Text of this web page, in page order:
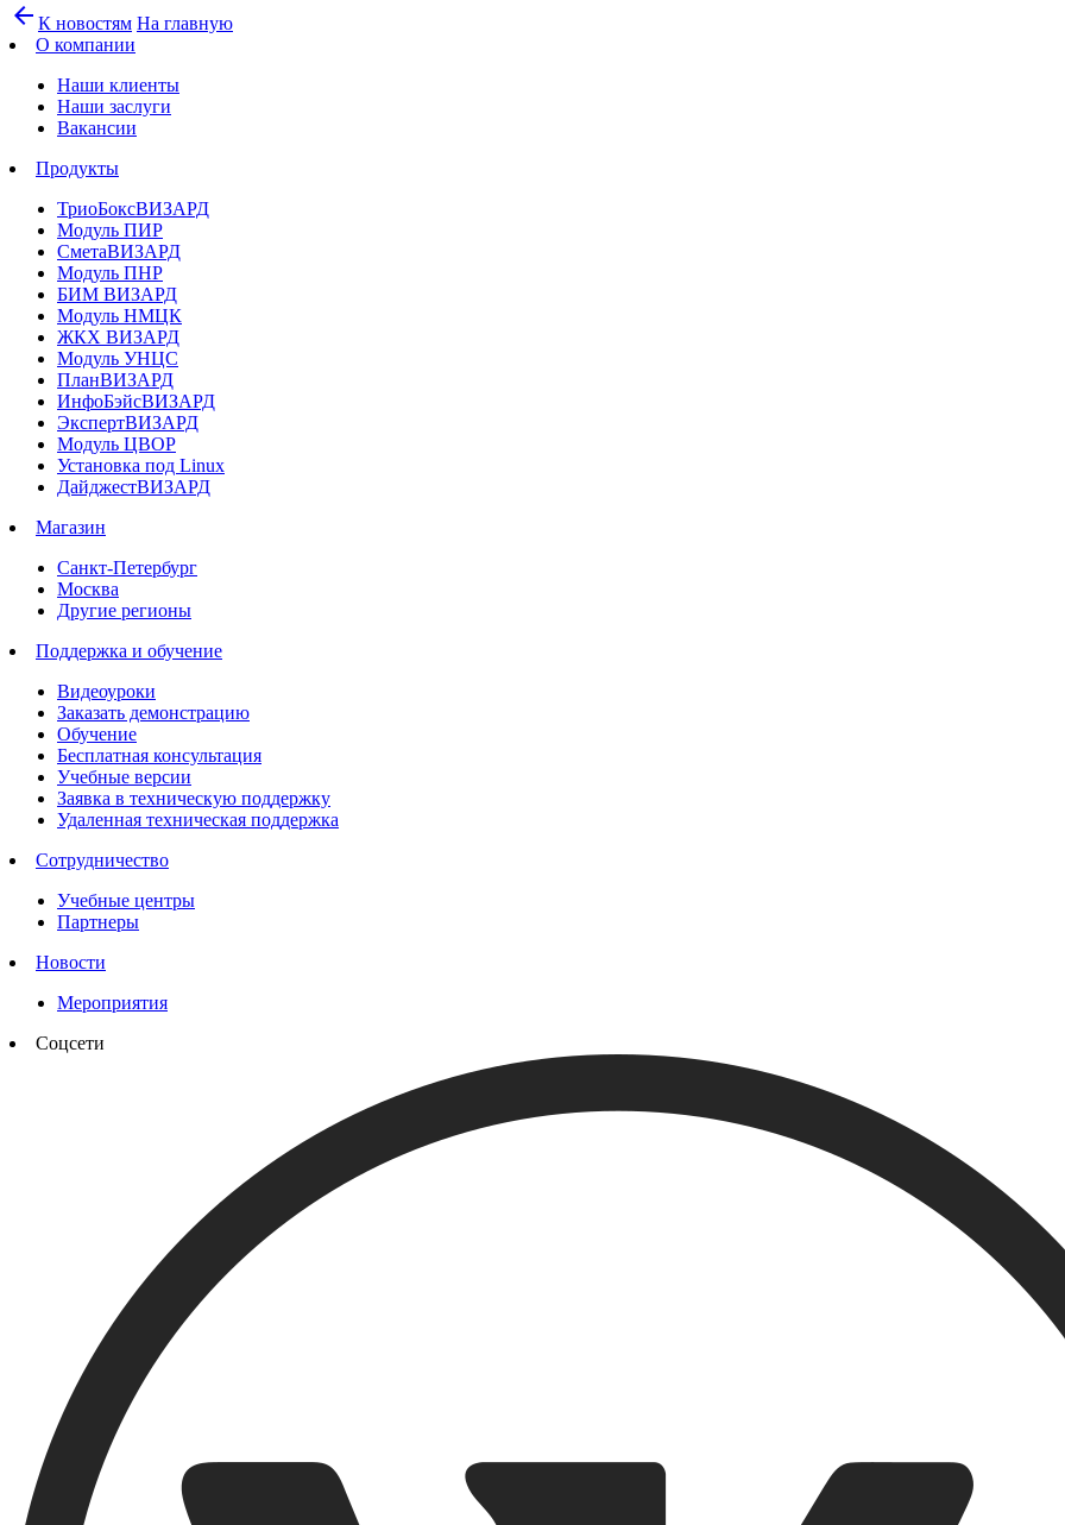
arrow_back К новостям На главную
О компании
Наши клиенты
Наши заслуги
Вакансии
Продукты
ТриоБоксВИЗАРД
Модуль ПИР
СметаВИЗАРД
Модуль ПНР
БИМ ВИЗАРД
Модуль НМЦК
ЖКХ ВИЗАРД
Модуль УНЦС
ПланВИЗАРД
ИнфоБэйсВИЗАРД
ЭкспертВИЗАРД
Модуль ЦВОР
Установка под Linux
ДайджестВИЗАРД
Магазин
Санкт-Петербург
Москва
Другие регионы
Поддержка и обучение
Видеоуроки
Заказать демонстрацию
Обучение
Бесплатная консультация
Учебные версии
Заявка в техническую поддержку
Удаленная техническая поддержка
Сотрудничество
Учебные центры
Партнеры
Новости
Мероприятия
Соцсети